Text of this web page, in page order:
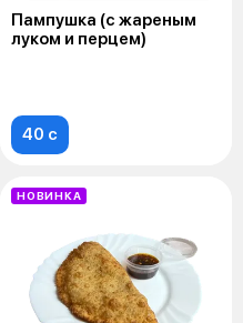
Пампушка (с жареным
луком и перцем)
40 c
НОВИНКА